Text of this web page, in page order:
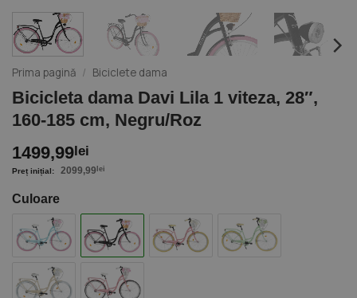
Prima pagină / Biciclete dama
Bicicleta dama Davi Lila 1 viteza, 28″,
160-185 cm, Negru/Roz
1499,99lei
2099,99 lei
Culoare